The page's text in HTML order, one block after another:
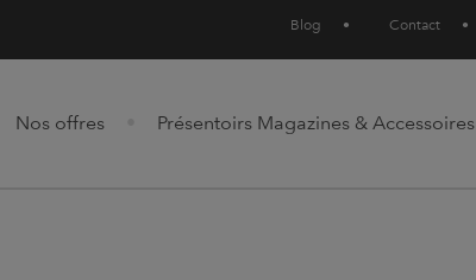
Blog • Contact •
Nos offres Présentoirs Magazines & Accessoires